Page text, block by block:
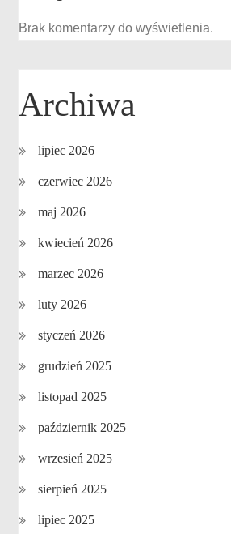
Brak komentarzy do wyświetlenia.
Archiwa
lipiec 2026
czerwiec 2026
maj 2026
kwiecień 2026
marzec 2026
luty 2026
styczeń 2026
grudzień 2025
listopad 2025
październik 2025
wrzesień 2025
sierpień 2025
lipiec 2025